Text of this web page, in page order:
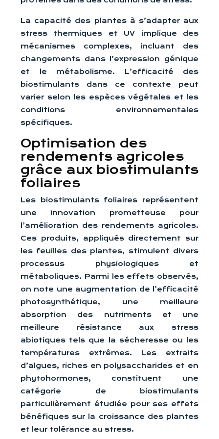
La capacité des plantes à s’adapter aux
stress thermiques et UV implique des
mécanismes complexes, incluant des
changements dans l’expression génique
et le métabolisme. L’efficacité des
biostimulants dans ce contexte peut
varier selon les espèces végétales et les
conditions environnementales
spécifiques.
Optimisation des
rendements agricoles
grâce aux biostimulants
foliaires
Les biostimulants foliaires représentent
une innovation prometteuse pour
l’amélioration des rendements agricoles.
Ces produits, appliqués directement sur
les feuilles des plantes, stimulent divers
processus physiologiques et
métaboliques. Parmi les effets observés,
on note une augmentation de l’efficacité
photosynthétique, une meilleure
absorption des nutriments et une
meilleure résistance aux stress
abiotiques tels que la sécheresse ou les
températures extrêmes. Les extraits
d’algues, riches en polysaccharides et en
phytohormones, constituent une
catégorie de biostimulants
particulièrement étudiée pour ses effets
bénéfiques sur la croissance des plantes
et leur tolérance au stress.